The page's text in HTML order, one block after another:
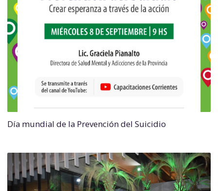
Día mundial de la Prevención del Suicidio